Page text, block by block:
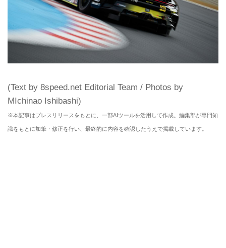
(Text by 8speed.net Editorial Team / Photos by
MIchinao Ishibashi)
※本記事はプレスリリースをもとに、一部AIツールを活用して作成。編集部が専門知
識をもとに加筆・修正を行い、最終的に内容を確認したうえで掲載しています。